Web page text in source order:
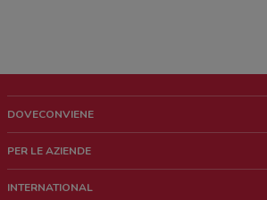
DOVECONVIENE
Chi siamo
PER LE AZIENDE
INTERNATIONAL